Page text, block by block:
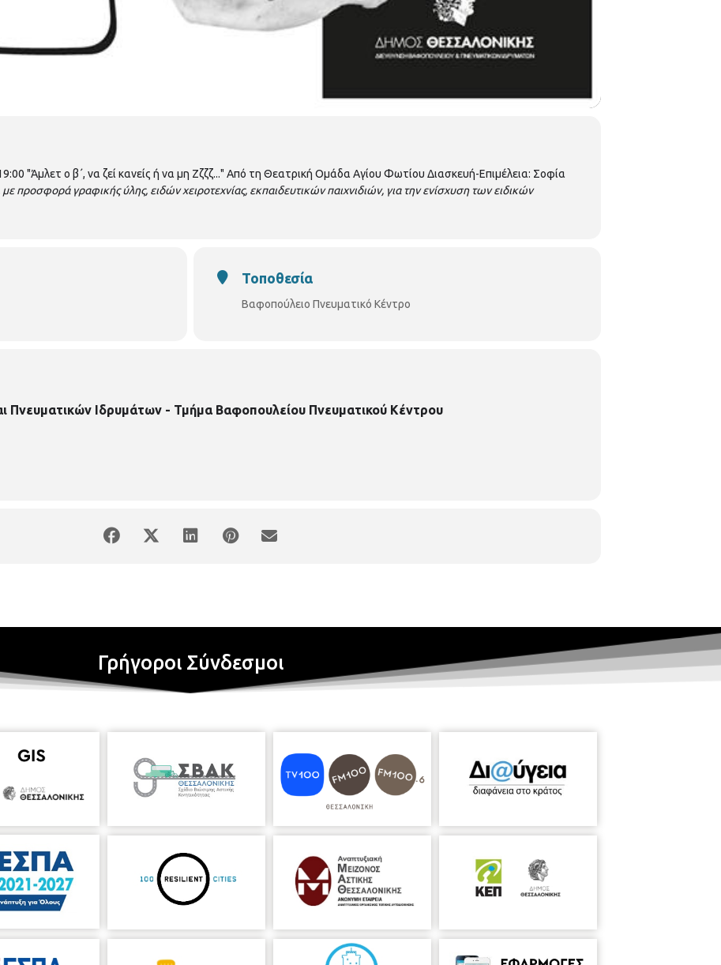
"Άμλετ ο β΄, να ζεί κανείς ή να μη Ζζζζ..." Από τη Θεατρική Ομάδα Αγίου Φωτίου Διασκευή-Επιμέλεια: Σοφία
προσφορά γραφικής ύλης, ειδών χειροτεχνίας, εκπαιδευτικών παιχνιδιών, για την ενίσχυση των ειδικών
Τοποθεσία
Βαφοπούλειο Πνευματικό Κέντρο
Πνευματικών Ιδρυμάτων - Τμήμα Βαφοπουλείου Πνευματικού Κέντρου
Γρήγοροι Σύνδεσμοι